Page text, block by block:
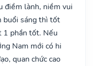
điềm lành, niềm vui
buổi sáng thì tốt
1 phần tốt. Nếu
Nam mới có hi
quan chức cao